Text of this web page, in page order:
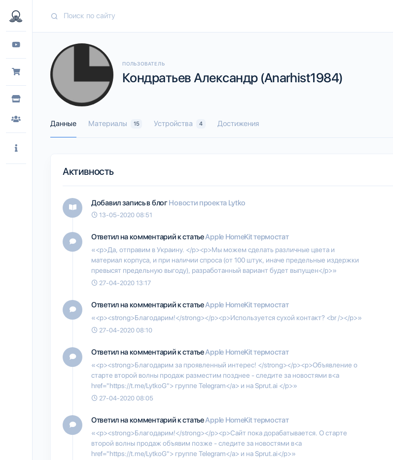
ПОЛЬЗОВАТЕЛЬ
Кондратьев Александр (Anarhist1984)
Данные Материалы 15 Устройства 4 Достижения
Активность
Добавил запись в блогНовости проекта Lytko
13-05-2020 08:51
Ответил на комментарий к статьеApple HomeKit термостат
«<p>Да, отправим в Украину. </p><p>Мы можем сделать различные цвета и
материал корпуса, и при наличии спроса (от 100 штук, иначе предельные издержки
превысят предельную выгоду), разработанный вариант будет выпущен</p>»
27-04-2020 13:17
Ответил на комментарий к статьеApple HomeKit термостат
«<p><strong>Благодарим!</strong></p><p>Используется сухой контакт? <br /></p>»
27-04-2020 08:10
Ответил на комментарий к статьеApple HomeKit термостат
«<p><strong>Благодарим за проявленный интерес! </strong></p><p>Объявление о
старте второй волны продаж разместим позднее - следите за новостями в<a
href="https://t.me/LytkoG"> группе Telegram</a> и на Sprut.ai </p>»
27-04-2020 08:05
Ответил на комментарий к статьеApple HomeKit термостат
«<p><strong>Благодарим!</strong></p><p>Сайт пока дорабатывается. О старте
второй волны продаж объявим позже - следите за новостями в<a
href="https://t.me/LytkoG"> группе Telegram</a> и на Sprut.ai</p>»